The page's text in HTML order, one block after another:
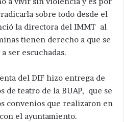
sobre todo desde el
la directora del IMMT al
tienen derecho a que se
ser escuchadas.
del DIF hizo entrega de
de teatro de la BUAP, que se
convenios que realizaron en
el ayuntamiento.